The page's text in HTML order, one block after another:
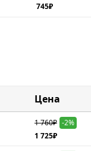
745₽
Цена
1 760₽ -2%
1 725₽